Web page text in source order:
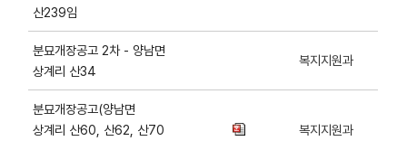
산239임
분묘개장공고 2차 - 양남면
상계리 산34
복지지원과
분묘개장공고(양남면
상계리 산60, 산62, 산70
복지지원과